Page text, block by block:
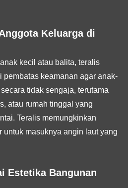
Keluarga di
kecil atau balita, teralis
pembatas keamanan agar anak-
tidak sengaja, terutama
atau rumah tinggal yang
Teralis memungkinkan
untuk masuknya angin laut yang
Estetika Bangunan